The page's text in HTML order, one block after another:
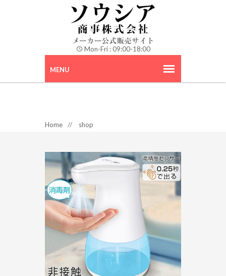
Mon-Fri : 09:00-18:00
Home // shop